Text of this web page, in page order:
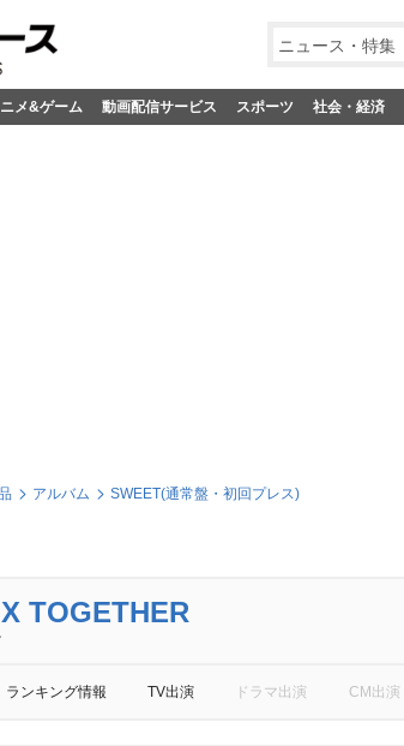
ニュース・特集
メ&ゲーム 動画配信サービス スポーツ 社会・経済
アルバム SWEET(通常盤・初回プレス)
TOGETHER
ランキング情報 TV出演 ドラマ出演 CM出演